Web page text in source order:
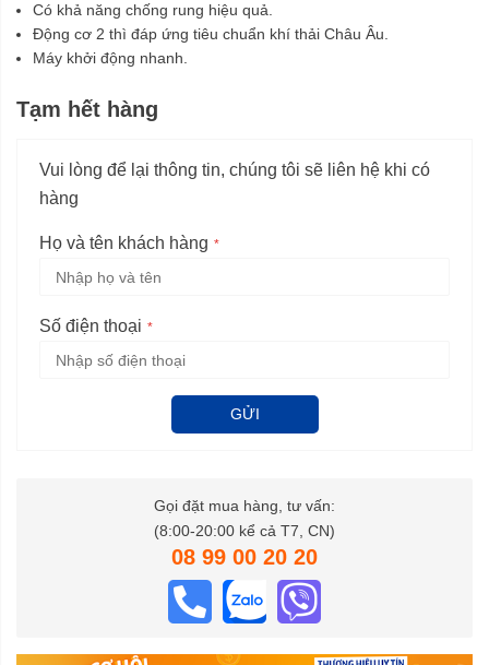
Có khả năng chống rung hiệu quả.
Động cơ 2 thì đáp ứng tiêu chuẩn khí thải Châu Âu.
Máy khởi động nhanh.
Tạm hết hàng
Vui lòng để lại thông tin, chúng tôi sẽ liên hệ khi có
hàng
Họ và tên khách hàng
Số điện thoại
GỬI
Gọi đặt mua hàng, tư vấn:
(8:00-20:00 kể cả T7, CN)
08 99 00 20 20